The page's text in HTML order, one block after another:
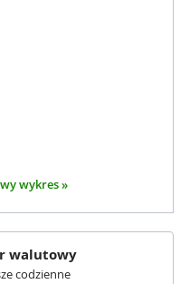
wykres »
walutowy
codzienne